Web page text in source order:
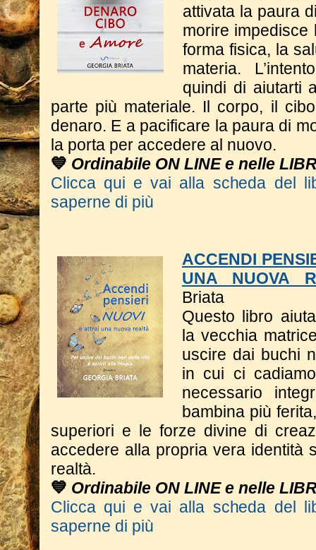
attivata la paura
morire
forma fisica, la
materia.
quindi di aiutarti
parte più materiale. Il corpo, il
denaro. E a pacificare la paura di
la porta per accedere al nuovo.
💙 Ordinabile ON LINE e nelle
Clicca qui e vai alla scheda del
saperne di più
ACCENDI
UNA NUOVA
Briata
Questo libro a
la vecchia
uscire dai buchi
in cui ci
necessario
bambina più
superiori e le forze divine di
accedere alla propria vera identità
realtà.
💙 Ordinabile ON LINE e nelle
Clicca qui e vai alla scheda del
saperne di più